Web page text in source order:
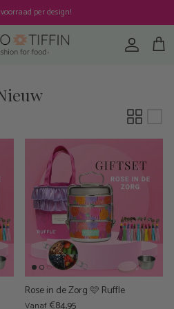
per design!
Account
Rose in de Zorg 🩷 Ruffle
Vanaf